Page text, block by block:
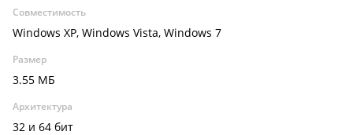
Совместимость
Windows XP, Windows Vista, Windows 7
Размер
3.55 МБ
Архитектура
32 и 64 бит